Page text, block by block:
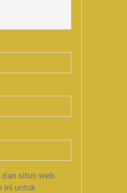
dan situs web
ini untuk